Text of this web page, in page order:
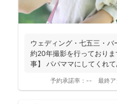
ウェディング・七五三・バ
約20年撮影を行っており
事】 パパママにしてくれ
予約承諾率： -- 最終ア